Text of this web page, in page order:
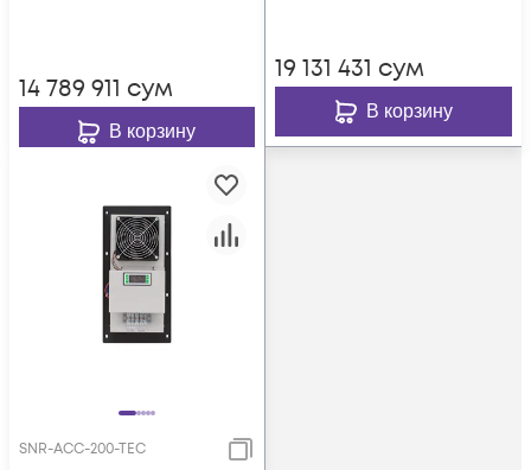
переменного тока
14 789 911 сум
В корзину
19 131 431 сум
В корзину
SNR-ACC-200-TEC